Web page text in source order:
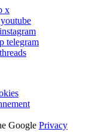
x
telegram
Google Privacy